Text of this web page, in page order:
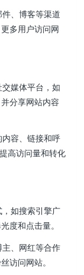
、博客等渠道
多用户访问网
媒体平台，如
分享网站内容
容、链接和呼
高访问量和转化
如搜索引擎广
度和点击量。
、网红等合作
访问网站。